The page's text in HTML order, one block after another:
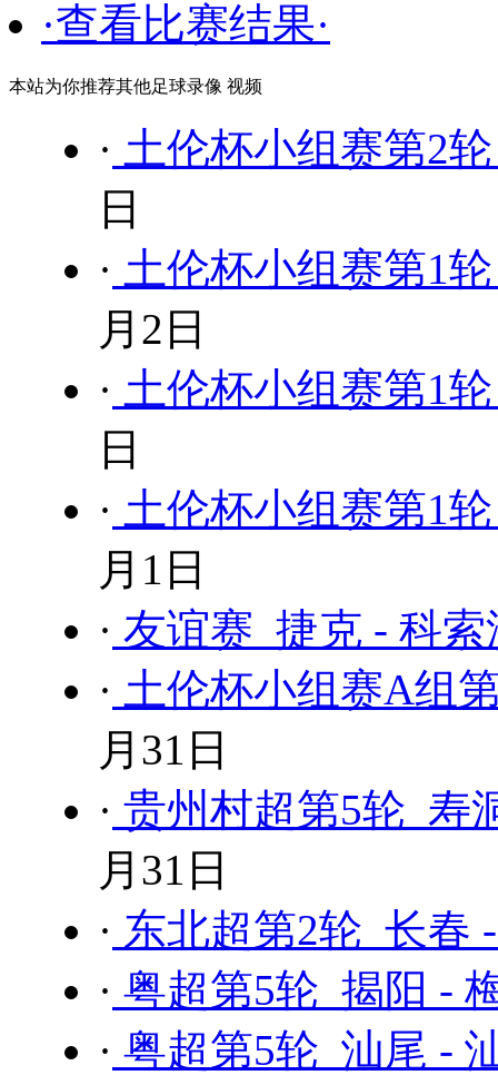
·查看比赛结果·
本站为你推荐其他足球录像 视频
· 土伦杯小组赛第2
日
· 土伦杯小组赛第1
月2日
· 土伦杯小组赛第1
日
· 土伦杯小组赛第1
月1日
· 友谊赛 捷克 - 科
· 土伦杯小组赛A组
月31日
· 贵州村超第5轮 寿
月31日
· 东北超第2轮 长春
· 粤超第5轮 揭阳 -
· 粤超第5轮 汕尾 -